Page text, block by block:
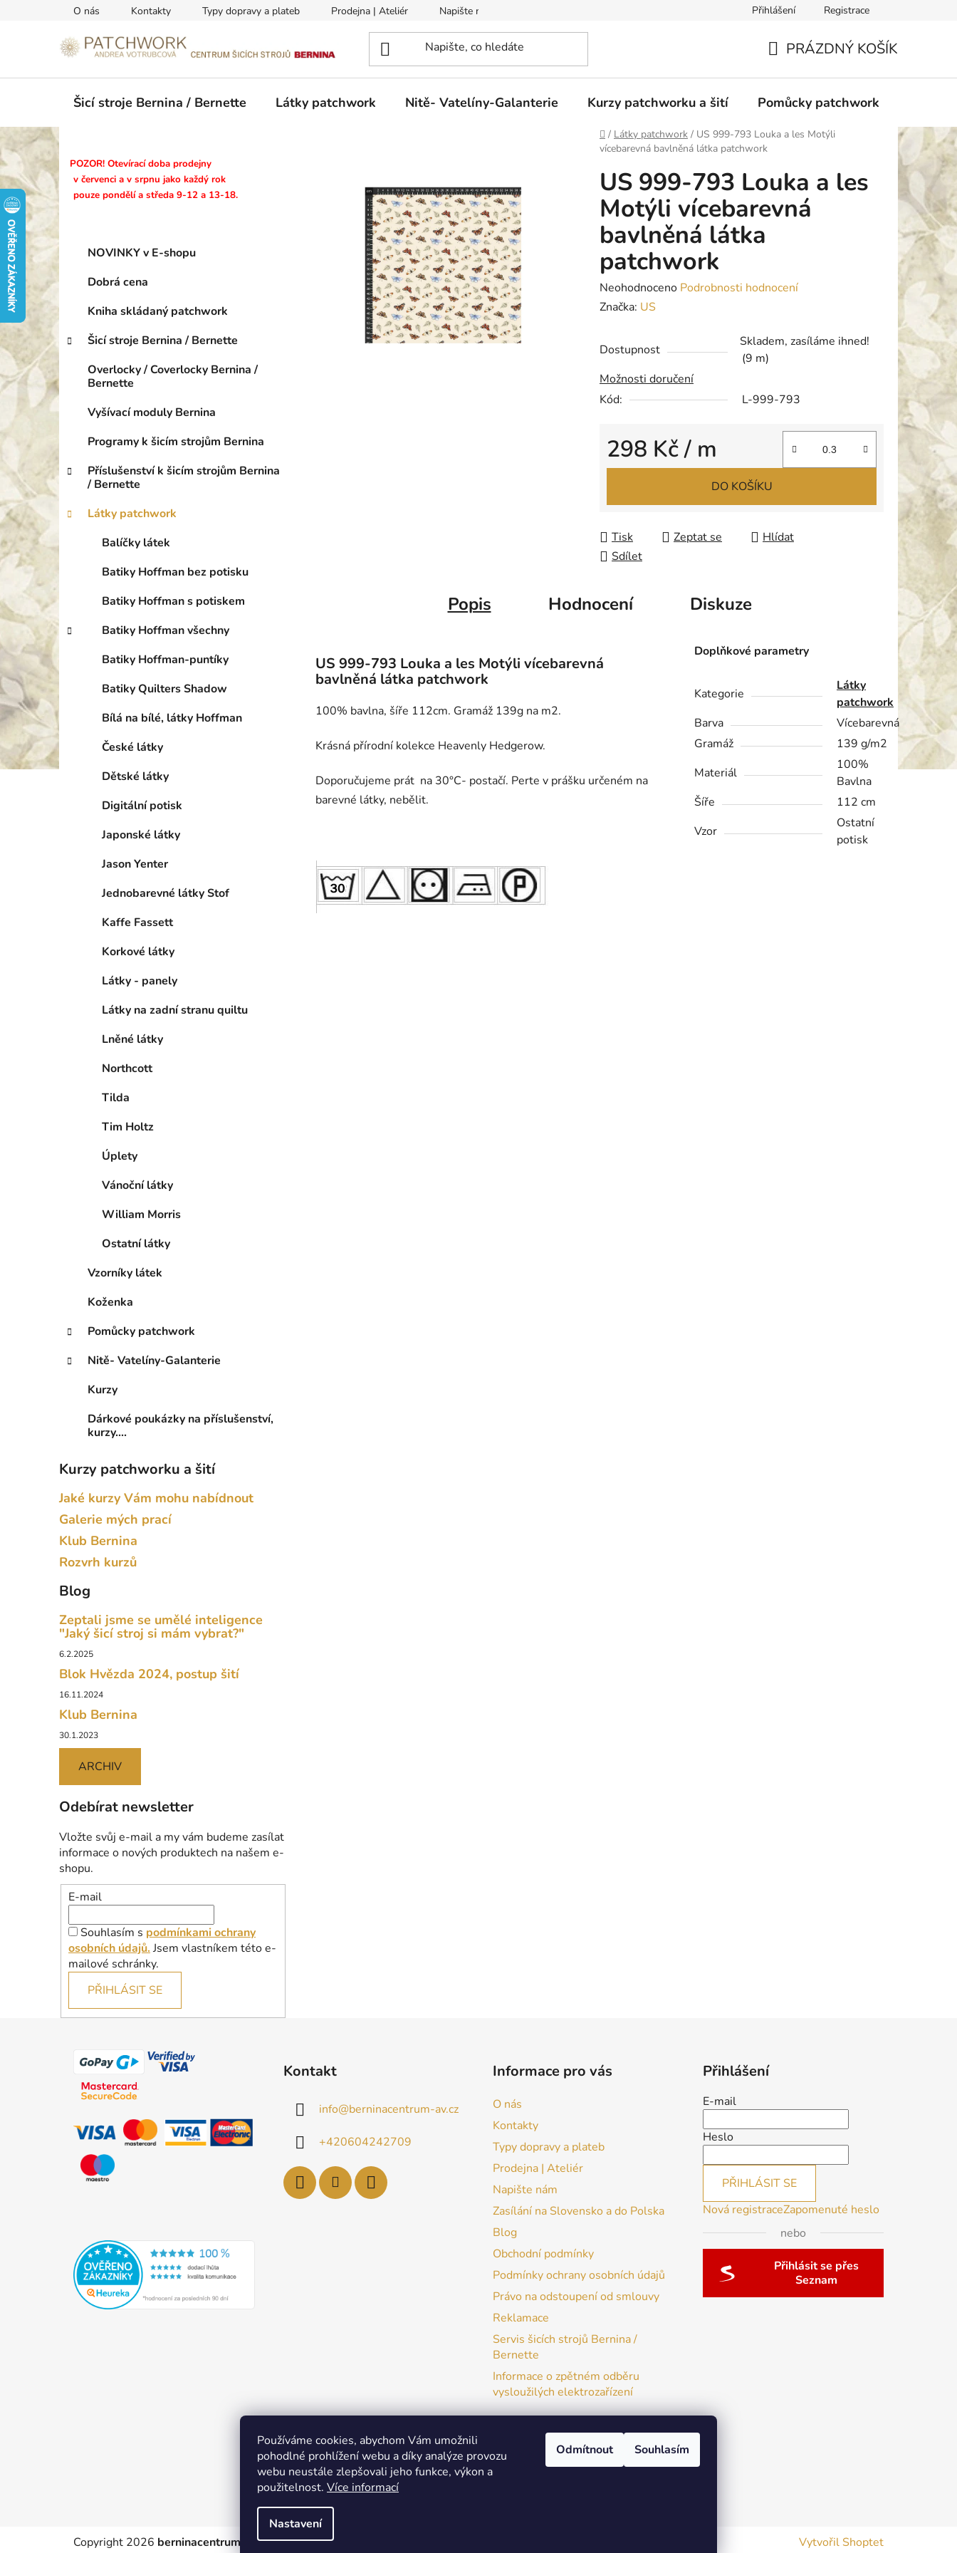
Používáme cookies, abychom Vám umožnili
pohodlné prohlížení webu a díky analýze provozu
webu neustále zlepšovali jeho funkce, výkon a
použitelnost. Více informací
Nastavení
Odmítnout Souhlasím
O nás Kontakty Typy dopravy a plateb Prodejna | Ateliér Napište nám Obchodní podmínky
Přihlášení Registrace
KOŠÍK
PRÁZDNÝ KOŠÍK
Šicí stroje Bernina / Bernette Látky patchwork Nitě- Vatelíny-Galanterie Kurzy patchworku a šití Pomůcky patchwork
Domů
/ Látky patchwork / US 999-793 Louka a les Motýli
vícebarevná bavlněná látka patchwork
P
o
s
r
í
a
e
POZOR! Otevírací doba prodejny
v červenci a v srpnu jako každý rok
pouze pondělí a středa 9-12 a 13-18.
Přeskočit
kategorie
K
g
o
i
NOVINKY v E-shopu
Dobrá cena
Kniha skládaný patchwork
Šicí stroje Bernina / Bernette
Overlocky / Coverlocky Bernina /
Bernette
Vyšívací moduly Bernina
Programy k šicím strojům Bernina
Příslušenství k šicím strojům Bernina
/ Bernette
Látky patchwork
Balíčky látek
Batiky Hoffman bez potisku
Batiky Hoffman s potiskem
Batiky Hoffman všechny
Batiky Hoffman-puntíky
Batiky Quilters Shadow
Bílá na bílé, látky Hoffman
České látky
Dětské látky
Digitální potisk
Japonské látky
Jason Yenter
Jednobarevné látky Stof
Kaffe Fassett
Korkové látky
Látky - panely
Látky na zadní stranu quiltu
Lněné látky
Northcott
Tilda
Tim Holtz
Úplety
Vánoční látky
William Morris
Ostatní látky
Vzorníky látek
Koženka
Pomůcky patchwork
Nitě- Vatelíny-Galanterie
Kurzy
Dárkové poukázky na příslušenství,
kurzy....
Kurzy patchworku a šití
Jaké kurzy Vám mohu nabídnout
Galerie mých prací
Klub Bernina
Rozvrh kurzů
Blog
Zeptali jsme se umělé inteligence
"Jaký šicí stroj si mám vybrat?"
6.2.2025
Blok Hvězda 2024, postup šití
16.11.2024
Klub Bernina
30.1.2023
ARCHIV
Odebírat newsletter
Vložte svůj e-mail a my vám budeme zasílat
informace o nových produktech na našem e-
shopu.
E-mail
Souhlasím s podmínkami ochrany
osobních údajů. Jsem vlastníkem této e-
mailové schránky.
PŘIHLÁSIT SE
US 999-793 Louka a les
Motýli vícebarevná
bavlněná látka
patchwork
Průměrné
hodnocení
je
z
5
Neohodnoceno Podrobnosti hodnocení
Značka: US
Dostupnost
Skladem, zasíláme ihned!
(9 m)
Možnosti doručení
Kód:
L-999-793
298 Kč/ m
Měrná cena:
DO KOŠÍKU
Tisk Zeptat se
Hlídat
Sdílet
Popis Hodnocení Diskuze
US 999-793 Louka a les Motýli vícebarevná
bavlněná látka patchwork
100% bavlna, šíře 112cm. Gramáž 139g na m2.
Krásná přírodní kolekce Heavenly Hedgerow.
Doporučujeme prát na 30°C- postačí. Perte v prášku určeném na
barevné látky, nebělit.
Doplňkové parametry
Kategorie
Látky
patchwork
Barva
Vícebarevná
Gramáž
139 g/m2
Materiál
100%
Bavlna
Šíře
112 cm
Vzor
Ostatní
potisk
Kontakt
info@berninacentrum-av.cz
+420604242709
Informace pro vás
O nás
Kontakty
Typy dopravy a plateb
Prodejna | Ateliér
Napište nám
Zasílání na Slovensko a do Polska
Blog
Obchodní podmínky
Podmínky ochrany osobních údajů
Právo na odstoupení od smlouvy
Reklamace
Servis šicích strojů Bernina /
Bernette
Informace o zpětném odběru
vysloužilých elektrozařízení
Přihlášení
E-mail
Heslo
PŘIHLÁSIT SE
Nová registraceZapomenuté heslo
nebo
Přihlásit se přes
Seznam
patchwork-aja.cz
Vytvořil Shoptet
Copyright 2026 berninacentrum-av.cz. Všechna práva vyhrazena.